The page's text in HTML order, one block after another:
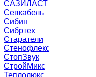
САЗИЛАСТ
Севкабель
Сибин
Сибртех
Старатели
Стенофлекс
СтопЗвук
СтройМикс
Теплолюкс